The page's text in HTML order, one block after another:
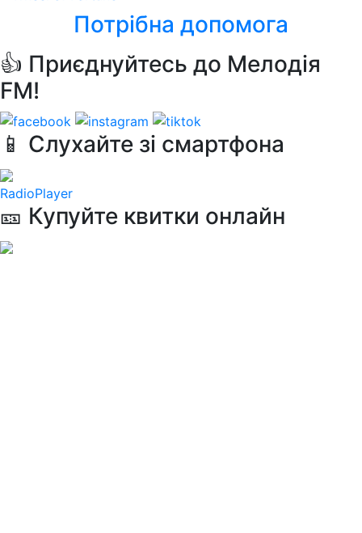
Потрібна допомога
👍 Приєднуйтесь до Мелодія
FM!
📱 Слухайте зі смартфона
RadioPlayer
🎫 Купуйте квитки онлайн